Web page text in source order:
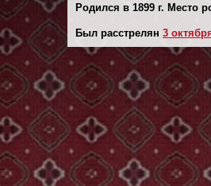
Родился в 1899 г. Место
Был расстрелян 3